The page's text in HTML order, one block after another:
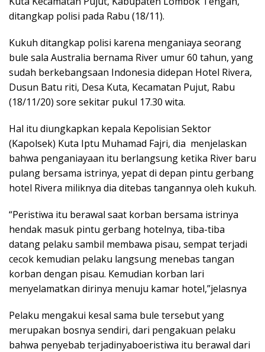
ditangkap polisi pada Rabu (18/11).
Kukuh ditangkap polisi karena menganiaya seorang
bule sala Australia bernama River umur 60 tahun, yang
sudah berkebangsaan Indonesia didepan Hotel Rivera,
Dusun Batu riti, Desa Kuta, Kecamatan Pujut, Rabu
(18/11/20) sore sekitar pukul 17.30 wita.
Hal itu diungkapkan kepala Kepolisian Sektor
(Kapolsek) Kuta Iptu Muhamad Fajri, dia menjelaskan
bahwa penganiayaan itu berlangsung ketika River baru
pulang bersama istrinya, yepat di depan pintu gerbang
hotel Rivera miliknya dia ditebas tangannya oleh kukuh.
“Peristiwa itu berawal saat korban bersama istrinya
hendak masuk pintu gerbang hotelnya, tiba-tiba
datang pelaku sambil membawa pisau, sempat terjadi
cecok kemudian pelaku langsung menebas tangan
korban dengan pisau. Kemudian korban lari
menyelamatkan dirinya menuju kamar hotel,”jelasnya
Pelaku mengakui kesal sama bule tersebut yang
merupakan bosnya sendiri, dari pengakuan pelaku
bahwa penyebab terjadinyaboeristiwa itu berawal dari